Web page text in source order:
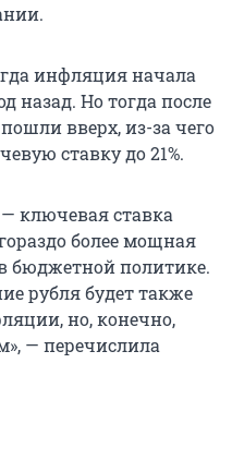
инфляция начала
назад. Но тогда после
вверх, из-за чего
ставку до 21%.
ключевая ставка
более мощная
бюджетной политике.
рубля будет также
но, конечно,
— перечислила